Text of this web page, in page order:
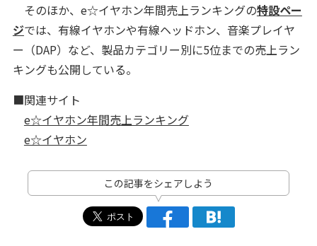
そのほか、e☆イヤホン年間売上ランキングの特設ペー
ジでは、有線イヤホンや有線ヘッドホン、音楽プレイヤ
ー（DAP）など、製品カテゴリー別に5位までの売上ラン
キングも公開している。
■関連サイト
e☆イヤホン年間売上ランキング
e☆イヤホン
この記事をシェアしよう